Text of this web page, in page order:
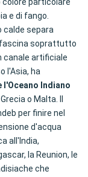
colore particolare
e di fango.
calde separa
soprattutto
canale artificiale
l'Asia, ha
l'Oceano Indiano
o Malta. Il
per finire nel
d'acqua
all'India,
la Reunion, le
che